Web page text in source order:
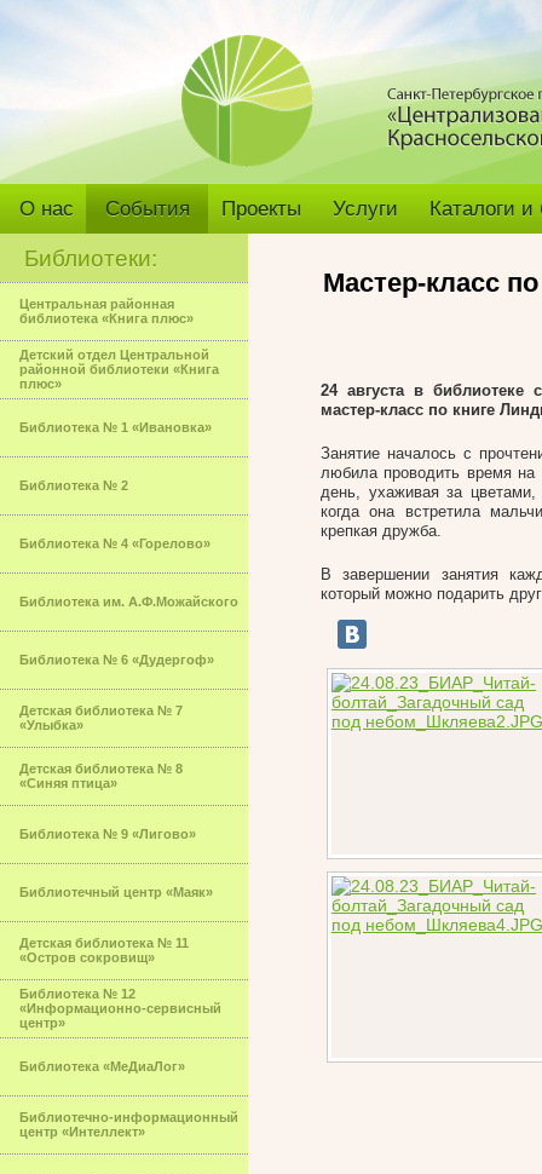
О нас События Проекты Услуги Каталоги
Библиотеки:
Центральная районная
библиотека «Книга плюс»
Детский отдел Центральной
районной библиотеки «Книга
плюс»
Библиотека № 1 «Ивановка»
Библиотека № 2
Библиотека № 4 «Горелово»
Библиотека им. А.Ф.Можайского
Библиотека № 6 «Дудергоф»
Детская библиотека № 7
«Улыбка»
Детская библиотека № 8
«Синяя птица»
Библиотека № 9 «Лигово»
Библиотечный центр «Маяк»
Детская библиотека № 11
«Остров сокровищ»
Библиотека № 12
«Информационно-сервисный
центр»
Библиотека «МеДиаЛог»
Библиотечно-информационный
центр «Интеллект»
Мастер-класс
24 августа в
мастер-класс по книге
Занятие началось с
любила проводить время
день, ухаживая за
когда она встретила
крепкая дружба.
В завершении занятия
который можно подарить